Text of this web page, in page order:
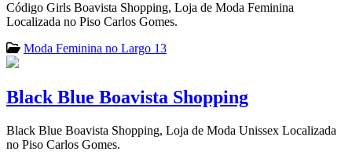
Código Girls Boavista Shopping, Loja de Moda Feminina
Localizada no Piso Carlos Gomes.
Moda Feminina no Largo 13
Black Blue Boavista Shopping
Black Blue Boavista Shopping, Loja de Moda Unissex Localizada
no Piso Carlos Gomes.